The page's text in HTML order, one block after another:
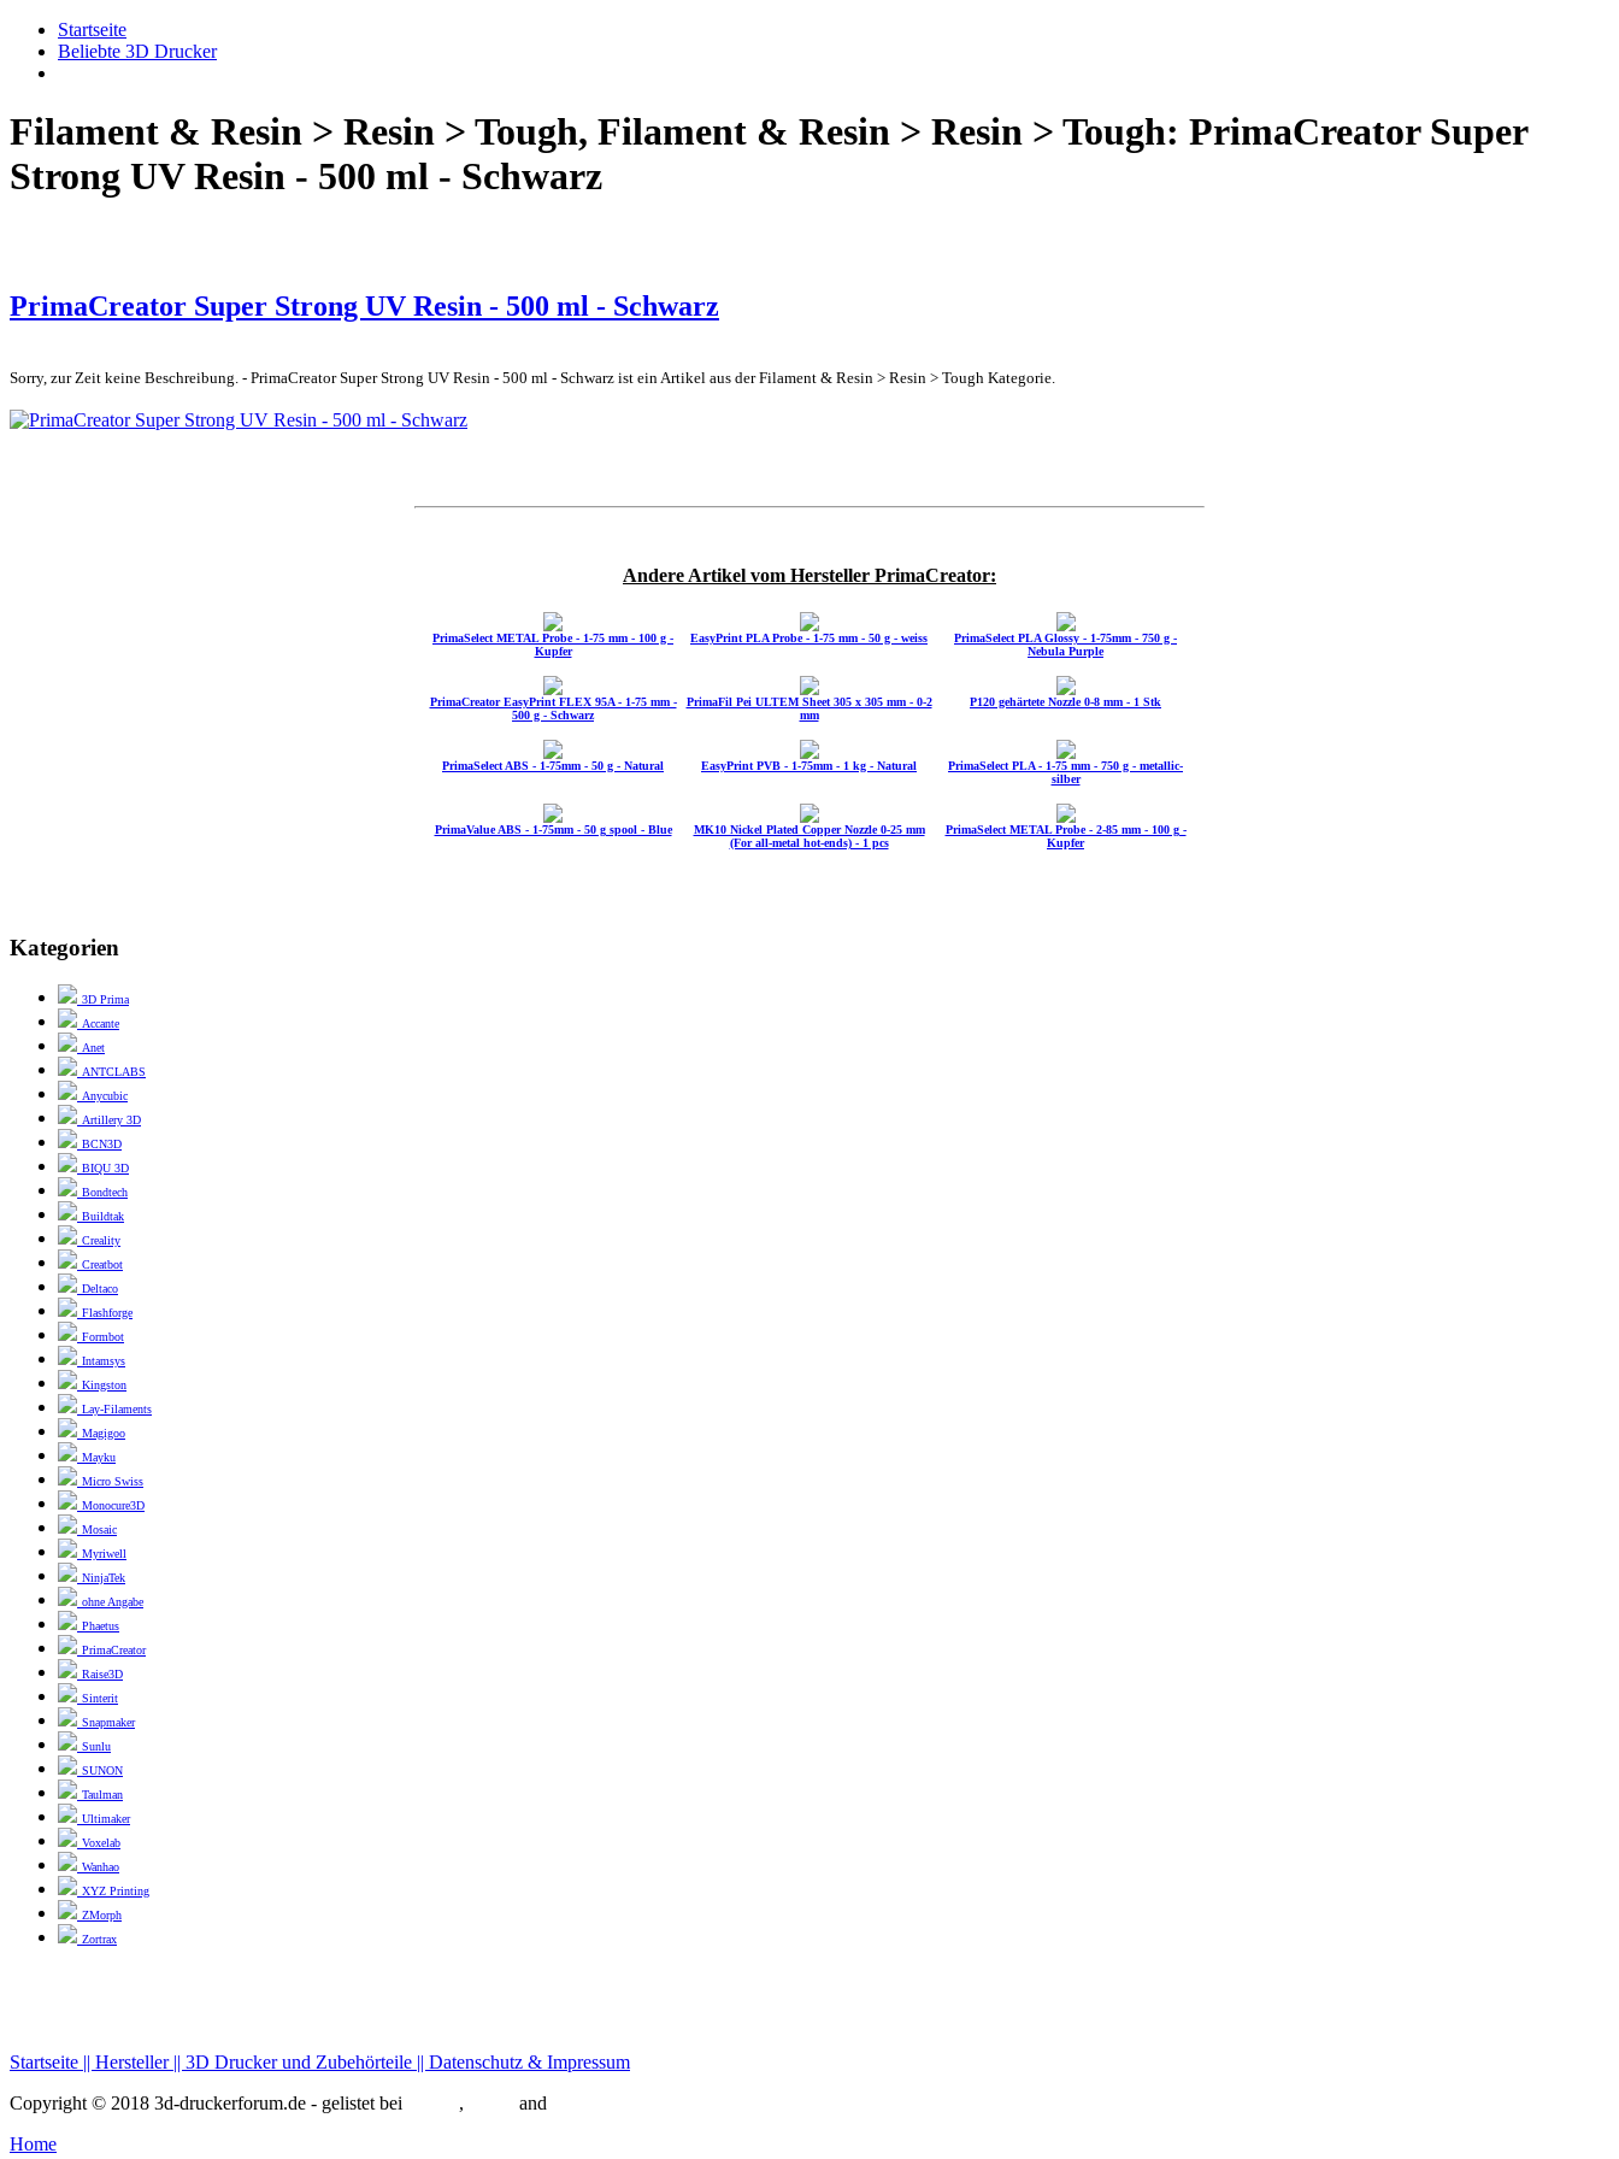
Startseite
Beliebte 3D Drucker
Filament & Resin > Resin > Tough, Filament & Resin > Resin > Tough: PrimaCreator Super
Strong UV Resin - 500 ml - Schwarz
PrimaCreator Super Strong UV Resin - 500 ml - Schwarz
Sorry, zur Zeit keine Beschreibung. - PrimaCreator Super Strong UV Resin - 500 ml - Schwarz ist ein Artikel aus der Filament & Resin > Resin > Tough Kategorie.
Andere Artikel vom Hersteller PrimaCreator:
PrimaSelect METAL Probe - 1-75 mm - 100 g -
Kupfer
EasyPrint PLA Probe - 1-75 mm - 50 g - weiss
PrimaSelect PLA Glossy - 1-75mm - 750 g -
Nebula Purple
PrimaCreator EasyPrint FLEX 95A - 1-75 mm -
500 g - Schwarz
PrimaFil Pei ULTEM Sheet 305 x 305 mm - 0-2
mm
P120 gehärtete Nozzle 0-8 mm - 1 Stk
PrimaSelect ABS - 1-75mm - 50 g - Natural EasyPrint PVB - 1-75mm - 1 kg - Natural
PrimaSelect PLA - 1-75 mm - 750 g - metallic-
silber
PrimaValue ABS - 1-75mm - 50 g spool - Blue
MK10 Nickel Plated Copper Nozzle 0-25 mm
(For all-metal hot-ends) - 1 pcs
PrimaSelect METAL Probe - 2-85 mm - 100 g -
Kupfer
Kategorien
3D Prima
Accante
Anet
ANTCLABS
Anycubic
Artillery 3D
BCN3D
BIQU 3D
Bondtech
Buildtak
Creality
Creatbot
Deltaco
Flashforge
Formbot
Intamsys
Kingston
Lay-Filaments
Magigoo
Mayku
Micro Swiss
Monocure3D
Mosaic
Myriwell
NinjaTek
ohne Angabe
Phaetus
PrimaCreator
Raise3D
Sinterit
Snapmaker
Sunlu
SUNON
Taulman
Ultimaker
Voxelab
Wanhao
XYZ Printing
ZMorph
Zortrax
Startseite || Hersteller || 3D Drucker und Zubehörteile || Datenschutz & Impressum
Copyright © 2018 3d-druckerforum.de - gelistet bei
, and
Home